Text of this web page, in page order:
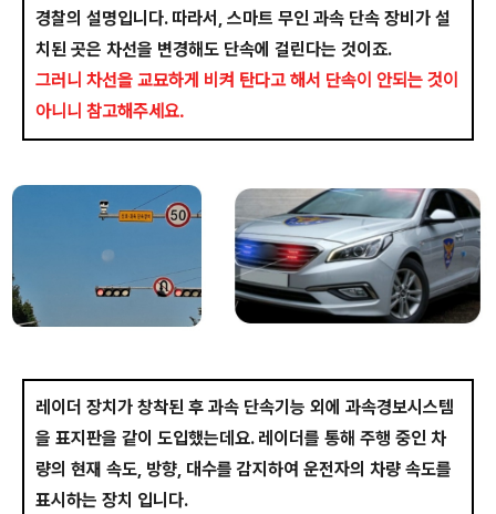
경찰의 설명입니다. 따라서, 스마트 무인 과속 단속 장비가 설
치된 곳은 차선을 변경해도 단속에 걸린다는 것이죠.
그러니 차선을 교묘하게 비켜 탄다고 해서 단속이 안되는 것이
아니니 참고해주세요.
레이더 장치가 창착된 후 과속 단속기능 외에 과속경보시스템
을 표지판을 같이 도입했는데요. 레이더를 통해 주행 중인 차
량의 현재 속도, 방향, 대수를 감지하여 운전자의 차량 속도를
표시하는 장치 입니다.